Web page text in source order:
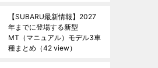
【SUBARU最新情報】2027
年までに登場する新型
MT（マニュアル）モデル3車
種まとめ （42 view）